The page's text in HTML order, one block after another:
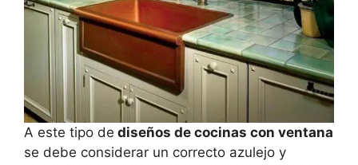
A este tipo de diseños de cocinas con ventana
se debe considerar un correcto azulejo y